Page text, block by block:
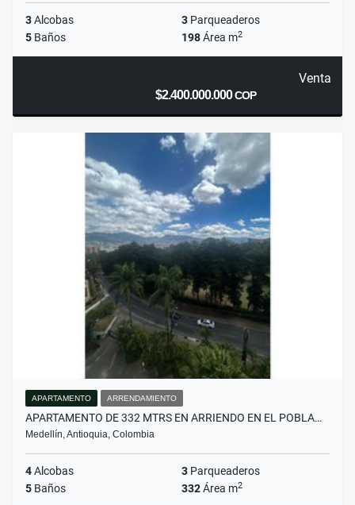
3Alcobas 3 Parqueaderos
5 Baños 198Área m2
Venta
$2.400.000.000COP
APARTAMENTO ARRENDAMIENTO
APARTAMENTO DE 332 MTRS EN ARRIENDO EN EL POBLA…
Medellín, Antioquia, Colombia
4Alcobas 3 Parqueaderos
5 Baños 332Área m2